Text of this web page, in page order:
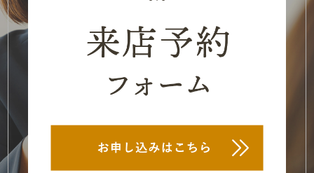
2021年2月
2021年1月 (2)
2020年10月(1)
2020年9月